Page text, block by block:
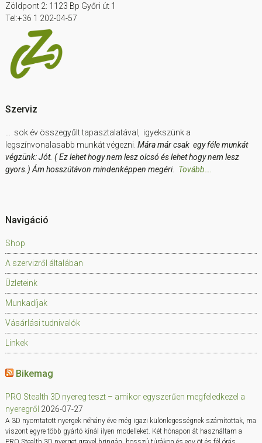
Zöldpont 2: 1123 Bp Győri út 1
Tel:+36 1 202-04-57
Szerviz
… sok év összegyűlt tapasztalatával, igyekszünk a
legszínvonalasabb munkát végezni. Mára már csak egy féle munkát
végzünk: Jót. ( Ez lehet hogy nem lesz olcsó és lehet hogy nem lesz
gyors.) Ám hosszútávon mindenképpen megéri. Tovább….
Navigáció
Shop
A szervizről általában
Üzleteink
Munkadíjak
Vásárlási tudnivalók
Linkek
Bikemag
PRO Stealth 3D nyereg teszt – amikor egyszerűen megfeledkezel a
nyeregről 2026-07-27
A 3D nyomtatott nyergek néhány éve még igazi különlegességnek számítottak, ma
viszont egyre több gyártó kínál ilyen modelleket. Két hónapon át használtam a